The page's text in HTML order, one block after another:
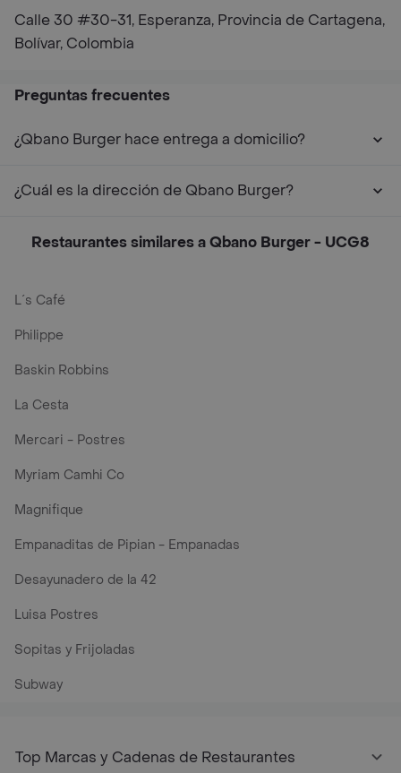
Calle 30 #30-31, Esperanza, Provincia de Cartagena,
Bolívar, Colombia
Preguntas frecuentes
¿Qbano Burger hace entrega a domicilio?
¿Cuál es la dirección de Qbano Burger?
Restaurantes similares a Qbano Burger - UCG8
L´s Café
Philippe
Baskin Robbins
La Cesta
Mercari - Postres
Myriam Camhi Co
Magnifique
Empanaditas de Pipian - Empanadas
Desayunadero de la 42
Luisa Postres
Sopitas y Frijoladas
Subway
Top Marcas y Cadenas de Restaurantes